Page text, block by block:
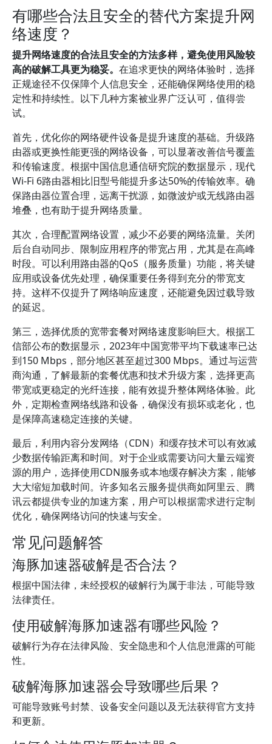
有哪些合法且安全的替代方案提升网
络速度？
提升网络速度的合法且安全的方法多样，避免使用风险较
高的破解工具更为稳妥。 在追求更快的网络体验时，选择
正规途径不仅保障个人信息安全，还能确保网络使用的稳
定性和持续性。以下几种方案被业界广泛认可，值得尝
试。
首先，优化你的网络硬件设备是提升速度的基础。升级路
由器或更换性能更强的网络设备，可以显著改善信号覆盖
和传输速度。根据中国信息通信研究院的数据显示，现代
Wi-Fi 6路由器相比旧型号能提升多达50%的传输效率。确
保路由器位置合理，远离干扰源，如微波炉或无线路由器
堆叠，也有助于提升网络质量。
其次，合理配置网络设置，减少不必要的网络流量。关闭
后台自动同步、限制应用程序的带宽占用，尤其是在高峰
时段。可以利用路由器的QoS（服务质量）功能，将关键
应用或设备优先处理，确保重要任务得到充分的带宽支
持。这样不仅提升了网络响应速度，还能避免因过载导致
的延迟。
第三，选择优质的宽带套餐对网络速度影响巨大。根据工
信部公布的数据显示，2023年中国宽带平均下载速率已达
到150 Mbps，部分地区甚至超过300 Mbps。通过与运营
商沟通，了解最新的套餐优惠和技术升级方案，选择更高
带宽或更稳定的光纤连接，能有效提升整体网络体验。此
外，定期检查网络线路和设备，确保没有损坏或老化，也
是保障高速稳定连接的关键。
最后，利用内容分发网络（CDN）和缓存技术可以有效减
少数据传输距离和时间。对于企业或需要访问大量云端资
源的用户，选择使用CDN服务或本地缓存解决方案，能够
大大缩短加载时间。许多知名云服务提供商如阿里云、腾
讯云都提供专业的加速方案，用户可以根据需求进行定制
优化，确保网络访问的快速与安全。
常见问题解答
海豚加速器破解是否合法？
根据中国法律，未经授权的破解行为属于非法，可能导致
法律责任。
使用破解海豚加速器有哪些风险？
破解行为存在法律风险、安全隐患和个人信息泄露的可能
性。
破解海豚加速器会导致哪些后果？
可能导致账号封禁、设备安全问题以及无法获得官方支持
和更新。